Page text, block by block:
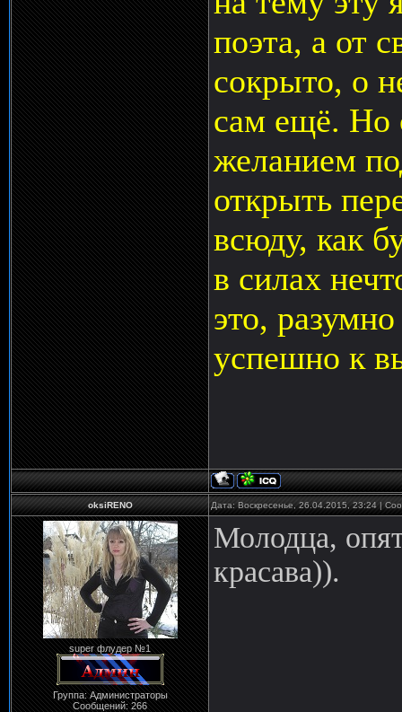
поэта, а от
сокрыто, о
сам ещё. Но
желанием
открыть
всюду, как
в силах
это,
успешно к
oksiRENO Дата: Воскресенье, 26.04.2015, 23:24 |
super флудер №1
Группа: Администраторы
Сообщений:266
Молодца,
красава)).